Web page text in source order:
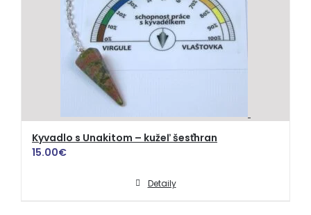
Kyvadlo s Unakitom – kužeľ šesťhran
15.00€
Detaily